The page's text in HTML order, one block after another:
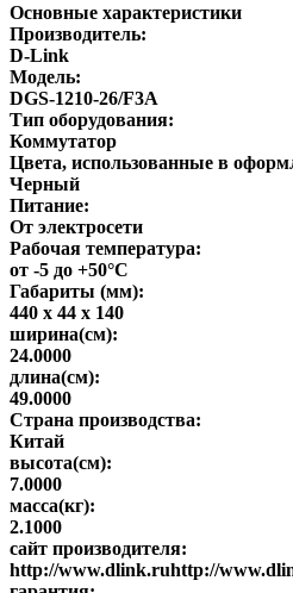
Основные характеристики
Производитель:
D-Link
Модель:
DGS-1210-26/F3A
Тип оборудования:
Коммутатор
Цвета, использованные в
Черный
Питание:
От электросети
Рабочая температура:
от -5 до +50°С
Габариты (мм):
440 x 44 x 140
ширина(см):
24.0000
длина(см):
49.0000
Страна производства:
Китай
высота(см):
7.0000
масса(кг):
2.1000
сайт производителя:
http://www.dlink.ruhttp://